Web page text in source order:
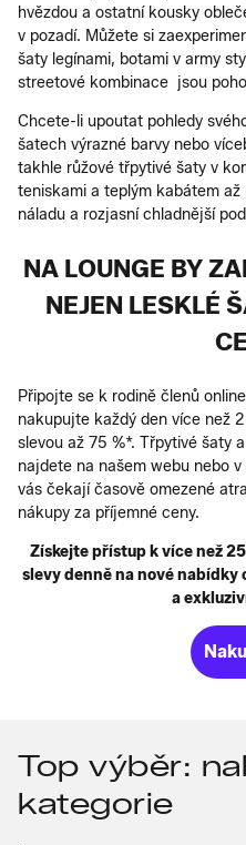
hvězdou a ostatní kousky
v pozadí. Můžete si
šaty legínami, botami v army
streetové kombinace jsou
Chcete-li upoutat pohledy
šatech výrazné barvy nebo
takhle růžové třpytivé šaty v
teniskami a teplým kabátem
náladu a rozjasní chladnější
NA LOUNGE BY
NEJEN LESKLÉ
Připojte se k rodině členů
nakupujte každý den více než
slevou až 75 %*. Třpytivé šaty
najdete na našem webu nebo
vás čekají časově omezené
nákupy za příjemné ceny.
Získejte přístup k více než
slevy denně na nové
a
Top výběr:
kategorie